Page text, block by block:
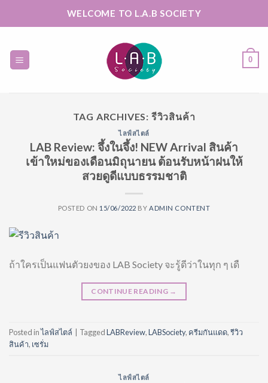
WELCOME TO L.A.B SOCIETY
0
TAG ARCHIVES: รีวิวสินค้า
ไลฟ์สไตล์
LAB Review: จึ้งในจึ้ง! NEW Arrival สินค้า
เข้าใหม่ของเดือนมิถุนายน ต้อนรับหน้าฝนให้
สวยดูดีแบบธรรมชาติ
POSTED ON 15/06/2022 BY ADMIN CONTENT
ถ้าใครเป็นแฟนตัวยงของ LAB Society จะรู้ดีว่าในทุก ๆ เดื
CONTINUE READING →
Posted inไลฟ์สไตล์ TaggedLABReview,LABSociety, ครีมกันแดด,รีวิว
สินค้า, เซรั่ม
ไลฟ์สไตล์